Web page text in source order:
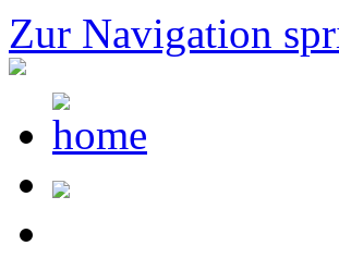
Zur Navigation